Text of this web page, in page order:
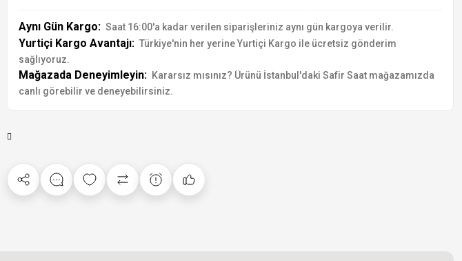
Aynı Gün Kargo: Saat 16:00'a kadar verilen siparişleriniz aynı gün kargoya verilir.
Yurtiçi Kargo Avantajı: Türkiye'nin her yerine Yurtiçi Kargo ile ücretsiz gönderim
sağlıyoruz.
Mağazada Deneyimleyin: Kararsız mısınız? Ürünü İstanbul'daki Safir Saat mağazamızda
canlı görebilir ve deneyebilirsiniz.